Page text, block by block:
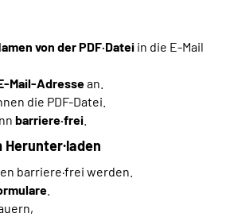
von der PDF·Datei in die E-Mail
Mail-Adressean.
die PDF-Datei.
barriere·frei
Herunter·laden
barriere·frei werden.